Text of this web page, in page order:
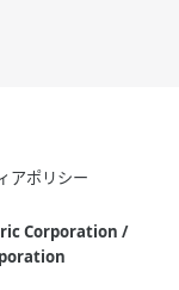
アポリシー
Corporation /